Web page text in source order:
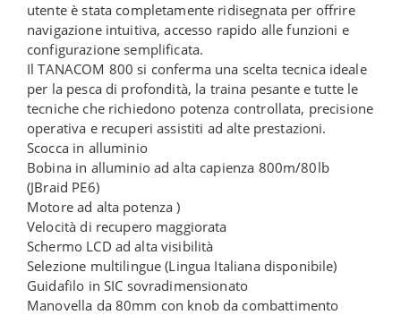
utente è stata completamente ridisegnata per offrire
navigazione intuitiva, accesso rapido alle funzioni e
configurazione semplificata.
Il TANACOM 800 si conferma una scelta tecnica ideale
per la pesca di profondità, la traina pesante e tutte le
tecniche che richiedono potenza controllata, precisione
operativa e recuperi assistiti ad alte prestazioni.
Scocca in alluminio
Bobina in alluminio ad alta capienza 800m/80lb
(JBraid PE6)
Motore ad alta potenza )
Velocità di recupero maggiorata
Schermo LCD ad alta visibilità
Selezione multilingue (Lingua Italiana disponibile)
Guidafilo in SIC sovradimensionato
Manovella da 80mm con knob da combattimento